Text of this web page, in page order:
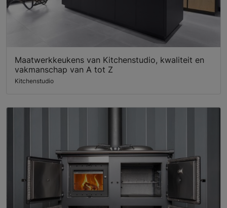
Maatwerkkeukens van Kitchenstudio, kwaliteit en
vakmanschap van A tot Z
Kitchenstudio